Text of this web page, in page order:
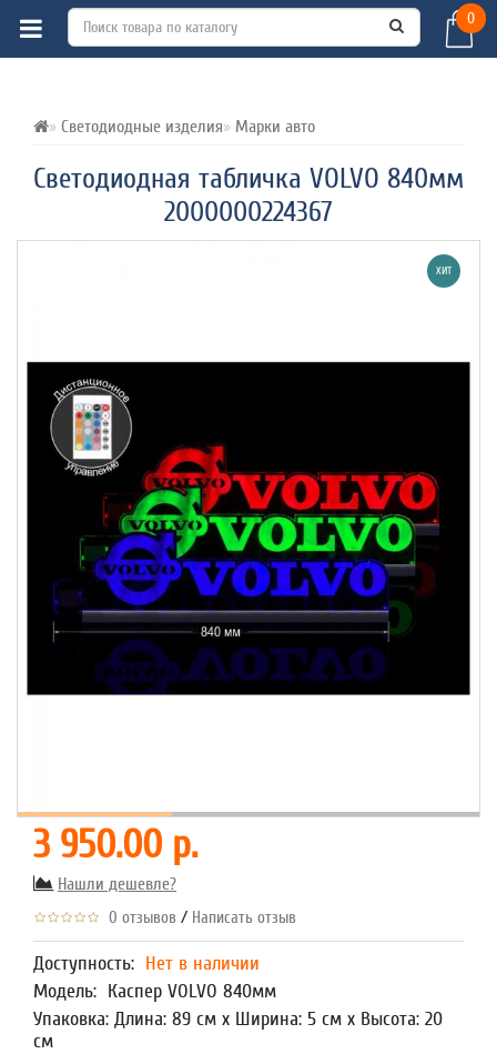
0
Светодиодные изделия Марки авто
Светодиодная табличка VOLVO 840мм
2000000224367
ВСЕ О ТОВАРЕ ХАРАКТЕРИСТИКИ
ХИТ
3 950.00 р.
Нашли дешевле?
0 отзывов / Написать отзыв
Доступность: Нет в наличии
Модель: Каспер VOLVO 840мм
Упаковка: Длина: 89 см x Ширина: 5 см x Высота: 20
см